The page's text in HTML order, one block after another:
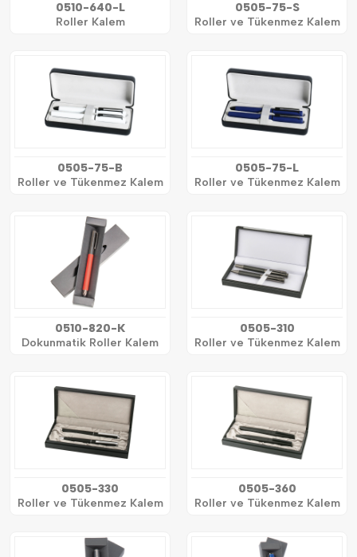
0510-640-L
Roller Kalem
0505-75-S
Roller ve Tükenmez Kalem
0505-75-B
Roller ve Tükenmez Kalem
0505-75-L
Roller ve Tükenmez Kalem
0510-820-K
Dokunmatik Roller Kalem
0505-310
Roller ve Tükenmez Kalem
0505-330
Roller ve Tükenmez Kalem
0505-360
Roller ve Tükenmez Kalem